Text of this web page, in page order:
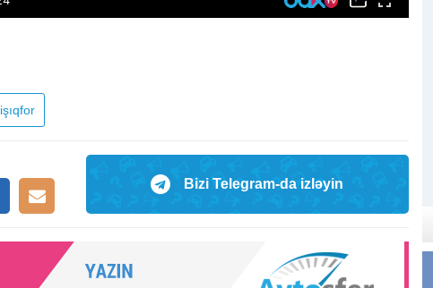
işıqfor
Bizi Telegram-da izləyin